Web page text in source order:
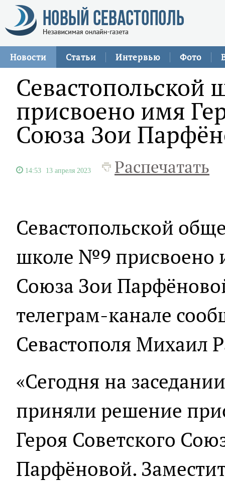
Новости Статьи Интервью Фото
присвоено имя
Союза Зои
14:53 13 апреля 2023 Распечатать
Севастопольской
школе №9 присвоено
Союза Зои
телеграм-канале
Севастополя Михаил
«Сегодня на
приняли решение
Героя Советского
Парфёновой.